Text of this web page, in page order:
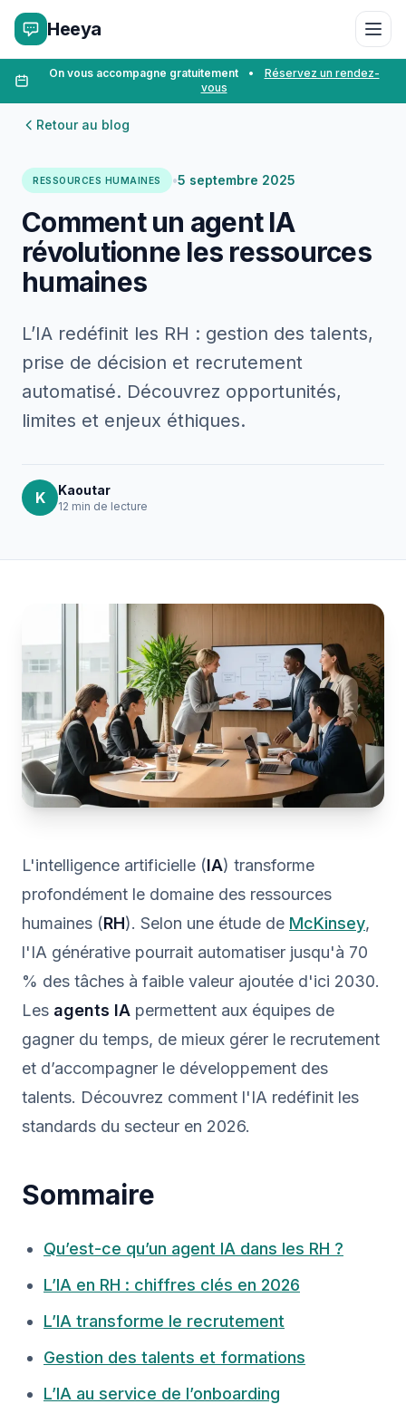
Heeya
On vous accompagne gratuitement •
Réservez un rendez-
vous
Retour au blog
RESSOURCES HUMAINES •5 septembre 2025
Comment un agent IA
révolutionne les ressources
humaines
L’IA redéfinit les RH : gestion des talents,
prise de décision et recrutement
automatisé. Découvrez opportunités,
limites et enjeux éthiques.
K Kaoutar
12 min de lecture
L'intelligence artificielle (IA) transforme
profondément le domaine des ressources
humaines (RH). Selon une étude de McKinsey,
l'IA générative pourrait automatiser jusqu'à 70
% des tâches à faible valeur ajoutée d'ici 2030.
Les agents IA permettent aux équipes de
gagner du temps, de mieux gérer le recrutement
et d’accompagner le développement des
talents. Découvrez comment l'IA redéfinit les
standards du secteur en 2026.
Sommaire
Qu’est-ce qu’un agent IA dans les RH ?
L’IA en RH : chiffres clés en 2026
L’IA transforme le recrutement
Gestion des talents et formations
L’IA au service de l’onboarding